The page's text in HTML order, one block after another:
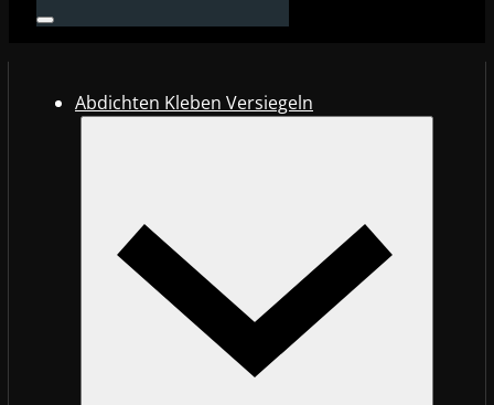
Abdichten Kleben Versiegeln